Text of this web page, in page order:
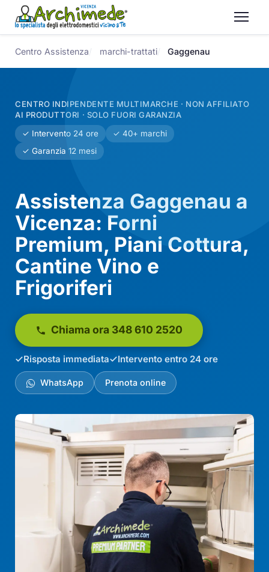
Centro Assistenza marchi-trattati Gaggenau
CENTRO INDIPENDENTE MULTIMARCHE · NON AFFILIATO
AI PRODUTTORI · SOLO FUORI GARANZIA
✓ Intervento 24 ore
✓ 40+ marchi
✓ Garanzia 12 mesi
Assistenza Gaggenau a
Vicenza: Forni
Premium, Piani Cottura,
Cantine Vino e
Frigoriferi
Chiama ora 348 610 2520
Risposta immediata Intervento entro 24 ore
WhatsApp Prenota online